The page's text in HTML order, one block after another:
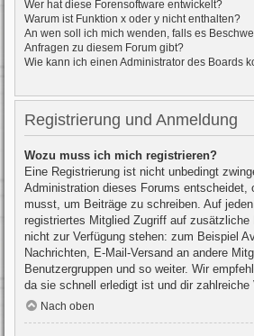
Wer hat diese Forensoftware entwickelt?
Warum ist Funktion x oder y nicht enthalten?
An wen soll ich mich wenden, falls es
Anfragen zu diesem Forum gibt?
Wie kann ich einen Administrator des Boards
Registrierung und Anmeldung
Wozu muss ich mich registrieren?
Eine Registrierung ist nicht unbedingt
Administration dieses Forums entscheidet,
musst, um Beiträge zu schreiben. Auf
registriertes Mitglied Zugriff auf zusätzliche
nicht zur Verfügung stehen: zum Beispiel
Nachrichten, E-Mail-Versand an andere
Benutzergruppen und so weiter. Wir
da sie schnell erledigt ist und dir zahlreiche
Nach oben